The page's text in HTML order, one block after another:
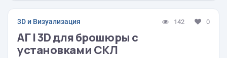
3D и Визуализация 142 0
АГ | 3D для брошюры с
установками СКЛ